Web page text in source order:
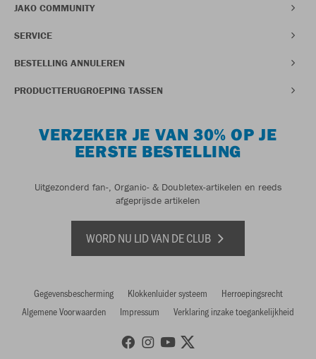
JAKO COMMUNITY
SERVICE
BESTELLING ANNULEREN
PRODUCTTERUGROEPING TASSEN
VERZEKER JE VAN 30% OP JE
EERSTE BESTELLING
Uitgezonderd fan-, Organic- & Doubletex-artikelen en reeds
afgeprijsde artikelen
WORD NU LID VAN DE CLUB
Gegevensbescherming Klokkenluider systeem
Herroepingsrecht
Algemene Voorwaarden
Impressum Verklaring inzake toegankelijkheid